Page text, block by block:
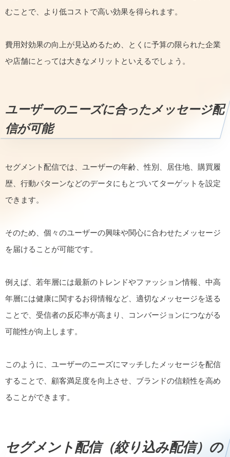
むことで、より低コストで高い効果を得られます。
費用対効果の向上が見込めるため、とくに予算の限られた企業
や店舗にとっては大きなメリットといえるでしょう。
ユーザーのニーズに合ったメッセージ配
信が可能
セグメント配信では、ユーザーの年齢、性別、居住地、購買履
歴、行動パターンなどのデータにもとづいてターゲットを設定
できます。
そのため、個々のユーザーの興味や関心に合わせたメッセージ
を届けることが可能です。
例えば、若年層には最新のトレンドやファッション情報、中高
年層には健康に関するお得情報など、適切なメッセージを送る
ことで、受信者の反応率が高まり、コンバージョンにつながる
可能性が向上します。
このように、ユーザーのニーズにマッチしたメッセージを配信
することで、顧客満足度を向上させ、ブランドの信頼性を高め
ることができます。
セグメント配信（絞り込み配信）の